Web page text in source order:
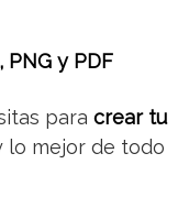
PNG y PDF
para crear tu
lo mejor de todo